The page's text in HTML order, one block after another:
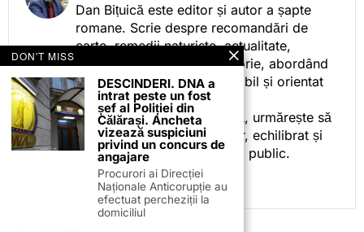
Dan Bițuică este editor și autor a șapte
romane. Scrie despre recomandări de
carte, remedii naturiste, actualitate,
cotidian politic, sport și istorie, abordând
subiectele într-un stil accesibil și orientat
spre informare.
Prin activitatea sa editorială, urmărește să
ofere cititorilor conținut clar, echilibrat și
relevant, adaptat interesului public.
DON'T MISS
DESCINDERI. DNA a
intrat peste un fost
șef al Poliției din
Călărași. Ancheta
vizează suspiciuni
privind un concurs de
angajare
Procurori ai Direcției
Naționale Anticorupție au
efectuat percheziții la
domiciliul